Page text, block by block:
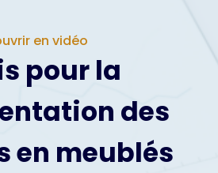
en vidéo
pour la
des
en meublés